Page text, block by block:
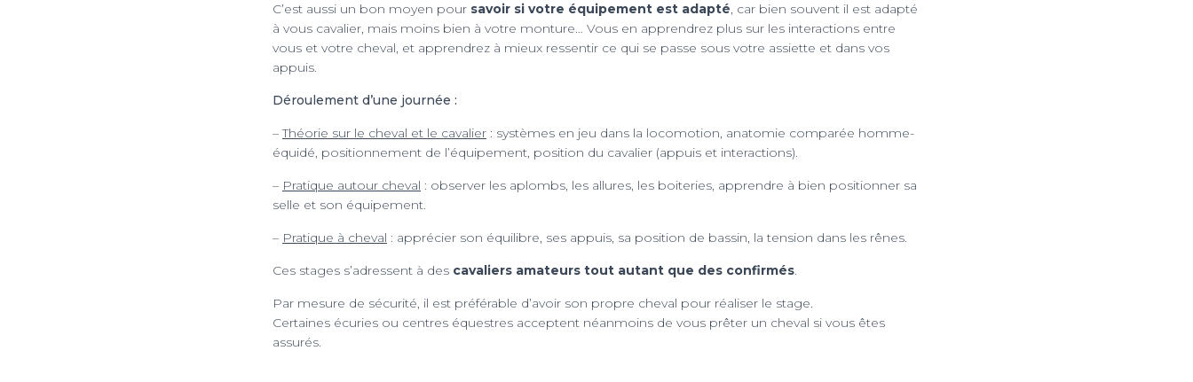
C’est aussi un bon moyen pour savoir si votre équipement est adapté, car bien souvent il est adapté
à vous cavalier, mais moins bien à votre monture… Vous en apprendrez plus sur les interactions entre
vous et votre cheval, et apprendrez à mieux ressentir ce qui se passe sous votre assiette et dans vos
appuis.
Déroulement d’une journée :
–Théorie sur le cheval et le cavalier : systèmes en jeu dans la locomotion, anatomie comparée homme-
équidé, positionnement de l’équipement, position du cavalier (appuis et interactions).
– Pratique autour cheval : observer les aplombs, les allures, les boiteries, apprendre à bien positionner sa
selle et son équipement.
– Pratique à cheval : apprécier son équilibre, ses appuis, sa position de bassin, la tension dans les rênes.
Ces stages s’adressent à des cavaliers amateurs tout autant que des confirmés.
Par mesure de sécurité, il est préférable d’avoir son propre cheval pour réaliser le stage.
Certaines écuries ou centres équestres acceptent néanmoins de vous prêter un cheval si vous êtes
assurés.